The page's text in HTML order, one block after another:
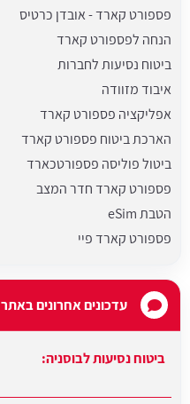
פספורט קארד - אובדן כרטיס
הנחה לפספורט קארד
ביטוח נסיעות לחברות
איבוד מזוודה
אפליקציה פספורט קארד
הארכת ביטוח פספורט קארד
ביטול פוליסה פספורטכארד
פספורט קארד חדר המצב
הטבת eSim
פספורט קארד פיי
עדכונים אחרונים באתר
ביטוח נסיעות למקדוניה: